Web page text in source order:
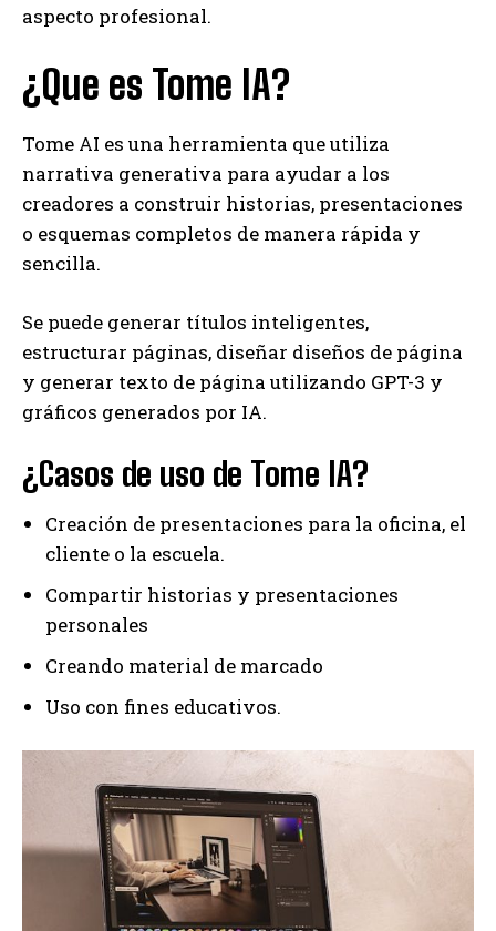
aspecto profesional.
¿Que es Tome IA?
Tome AI es una herramienta que utiliza
narrativa generativa para ayudar a los
creadores a construir historias, presentaciones
o esquemas completos de manera rápida y
sencilla.
Se puede generar títulos inteligentes,
estructurar páginas, diseñar diseños de página
y generar texto de página utilizando GPT-3 y
gráficos generados por IA.
¿Casos de uso de Tome IA?
Creación de presentaciones para la oficina, el
cliente o la escuela.
Compartir historias y presentaciones
personales
Creando material de marcado
Uso con fines educativos.